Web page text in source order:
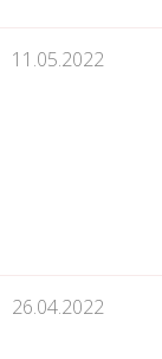
11.05.2022
26.04.2022